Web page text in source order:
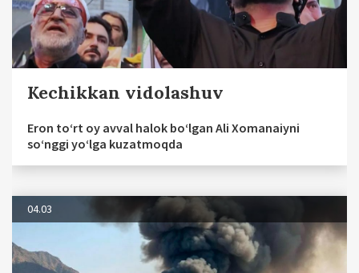
Kechikkan vidolashuv
Eron to‘rt oy avval halok bo‘lgan Ali Xomanaiyni
so‘nggi yo‘lga kuzatmoqda
04.03